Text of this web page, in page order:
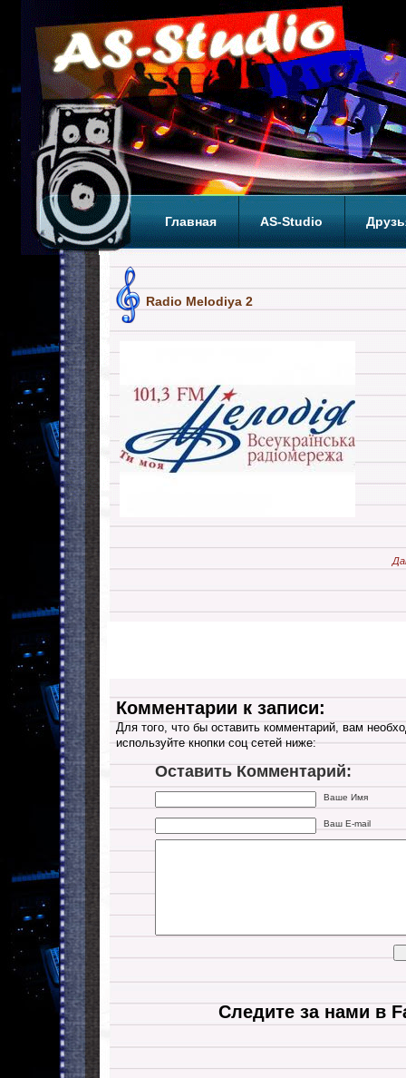
Главная AS-Studio
Radio Melodiya 2
Комментарии к записи:
Для того, что бы оставить комментарий, вам
используйте кнопки соц сетей ниже:
Оставить Комментарий:
Ваше Имя
Ваш E-mail
Следите за нами в